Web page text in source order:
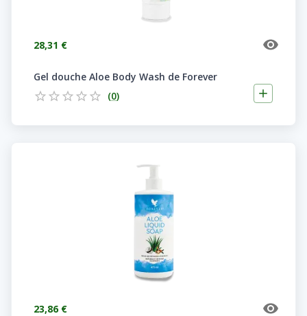
28,31 €
Gel douche Aloe Body Wash de Forever
(0)
23,86 €